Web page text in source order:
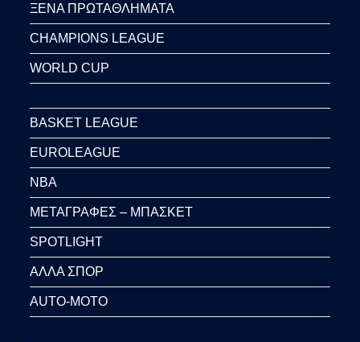
ΞΕΝΑ ΠΡΩΤΑΘΛΗΜΑΤΑ
CHAMPIONS LEAGUE
WORLD CUP
BASKET LEAGUE
EUROLEAGUE
NBA
ΜΕΤΑΓΡΑΦΕΣ – ΜΠΑΣΚΕΤ
SPOTLIGHT
ΑΛΛΑ ΣΠΟΡ
AUTO-MOTO